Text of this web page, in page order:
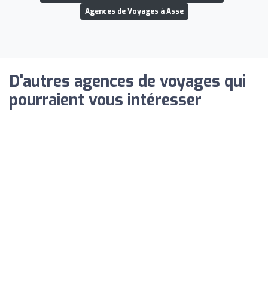
Agences de Voyages à Asse
D'autres agences de voyages qui
pourraient vous intéresser